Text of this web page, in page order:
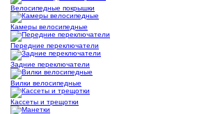
Велосипедные покрышки
Камеры велосипедные
Передние переключатели
Задние переключатели
Вилки велосипедные
Кассеты и трещотки